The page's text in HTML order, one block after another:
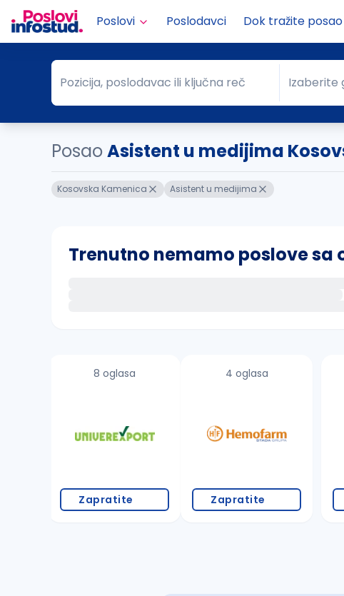
Poslovi Poslodavci Dok tražite posao
Pozicija, poslodavac ili ključna reč
Pozicija, poslodavac ili ključna reč Grad
Izaberite
PosaoAsistent u medijima
Kosovska Kamenica Asistent u medijima
Trenutno nemamo poslove
proverite pravopisne greške (koristite č, ć, š,
8 oglasa
Zapratite
4 oglasa
Zapratite